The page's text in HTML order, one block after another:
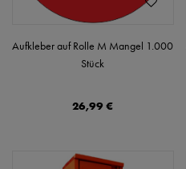
Aufkleber auf Rolle M Mangel 1.000
Stück
26,99 €